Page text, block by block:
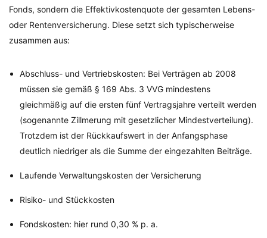
Fonds, sondern die Effektivkostenquote der gesamten Lebens-
oder Rentenversicherung. Diese setzt sich typischerweise
zusammen aus:
Abschluss- und Vertriebskosten: Bei Verträgen ab 2008
müssen sie gemäß § 169 Abs. 3 VVG mindestens
gleichmäßig auf die ersten fünf Vertragsjahre verteilt werden
(sogenannte Zillmerung mit gesetzlicher Mindestverteilung).
Trotzdem ist der Rückkaufswert in der Anfangsphase
deutlich niedriger als die Summe der eingezahlten Beiträge.
Laufende Verwaltungskosten der Versicherung
Risiko- und Stückkosten
Fondskosten: hier rund 0,30 % p. a.